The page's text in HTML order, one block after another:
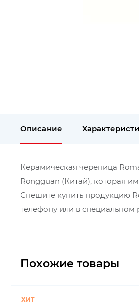
Описание
Керамическая черепица
Rongguan (Китай), которая
Спешите купить продукцию
телефону или в специальном
Похожие товары
ХИТ